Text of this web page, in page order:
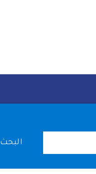
البحث